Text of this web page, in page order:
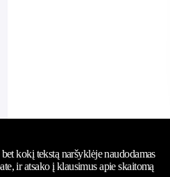
kokį tekstą naršyklėje naudodamas
ir atsako į klausimus apie skaitomą